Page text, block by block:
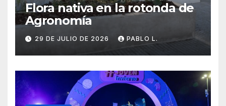
Flora nativa en la rotonda de
Agronomía
29 DE JULIO DE 2026 PABLO L.